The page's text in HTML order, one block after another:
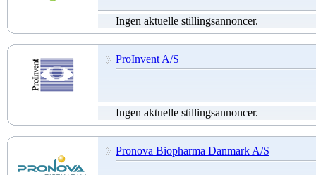
Ingen aktuelle stillingsannoncer.
ProInvent A/S
Ingen aktuelle stillingsannoncer.
Pronova Biopharma Danmark A/S